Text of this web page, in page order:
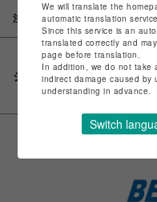
注意事項
シェアする
We will translate the
automatic translation
Since this service is an
translated correctly and
page before translation.
In addition, we do not take
indirect damage caused by
understanding in advance.
Switch